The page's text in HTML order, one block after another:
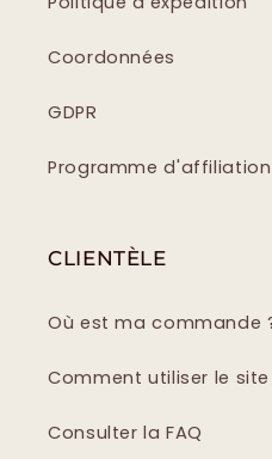
Coordonnées
GDPR
Programme d'affiliation
CLIENTÈLE
Où est ma commande
Comment utiliser le site
Consulter la FAQ